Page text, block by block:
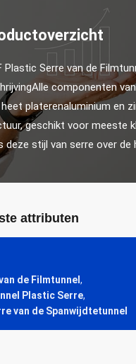
Serre van de
componenten
platerenaluminium en
geschikt voor meeste
deze stijl van serre over de
attributen
de Filmtunnel ,
Plastic Serre,
van de Spanwijdtetunnel